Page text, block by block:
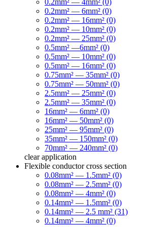
0.2mm² — 6mm² (0)
0.2mm² — 16mm² (0)
0.2mm² — 10mm² (0)
0.2mm² — 25mm² (0)
0.5mm² —6mm² (0)
0.5mm² — 10mm² (0)
0.5mm² — 16mm² (0)
0.75mm² — 35mm² (0)
0.75mm² — 50mm² (0)
2.5mm² — 25mm² (0)
2.5mm² — 35mm² (0)
16mm² — 6mm² (0)
16mm² — 50mm² (0)
25mm² — 95mm² (0)
35mm² — 150mm² (0)
70mm² — 240mm² (0)
clear application
Flexible conductor cross section
0.08mm² — 1.5mm² (0)
0.08mm² — 2.5mm² (0)
0.08mm² — 4mm² (0)
0.14mm² — 1.5mm² (0)
0.14mm² — 2.5 mm² (31)
0.14mm² — 4mm² (0)